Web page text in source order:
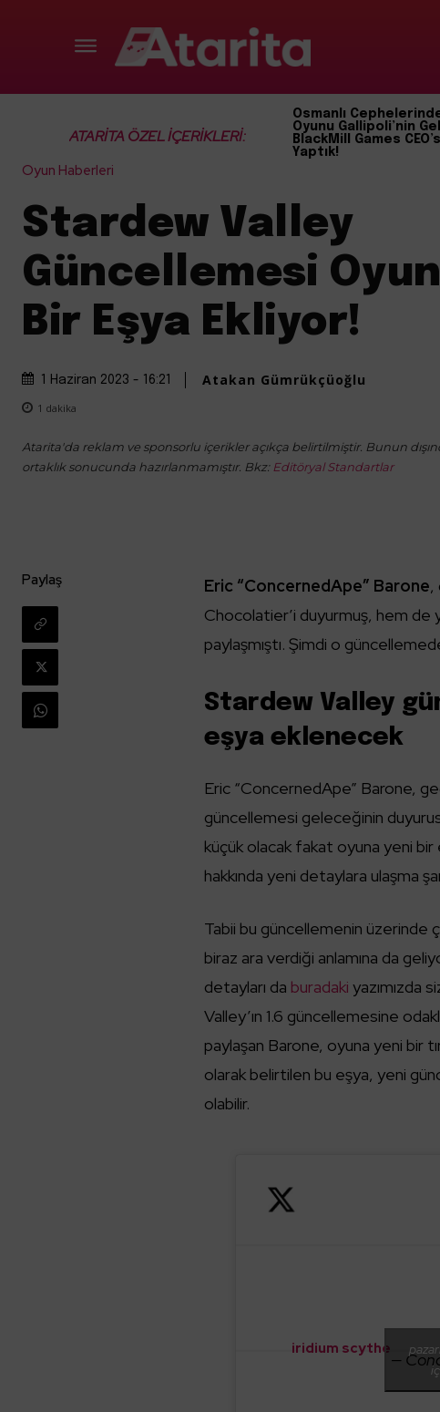
ATARİTA ÖZEL İÇERİKLERİ:
Osmanlı
Oyunu Gallipoli’nin
BlackMill Games
Yaptık!
Oyun Haberleri
Stardew Valley
Güncellemesi
Bir Eşya Ekliyor!
1 Haziran 2023 - 16:21 Atakan Gümrükçüoğlu
1 dakika
Atarita'da reklam ve sponsorlu içerikler açıkça belirtilmiştir. Bunun
ortaklık sonucunda hazırlanmamıştır. Bkz: Editöryal Standartlar
Paylaş Eric “ConcernedApe” Barone,
Chocolatier’i duyurmuş, hem de
paylaşmıştı. Şimdi o
Stardew Valley
eşya eklenecek
Eric “ConcernedApe” Barone,
güncellemesi geleceğinin
küçük olacak fakat oyuna yeni
hakkında yeni detaylara ulaşma
Tabii bu güncellemenin üzerinde
biraz ara verdiği anlamına da
detayları da buradaki yazımızda
Valley’ın 1.6 güncellemesine
paylaşan Barone, oyuna yeni bir
olarak belirtilen bu eşya, yeni
olabilir.
iridium scythe
—